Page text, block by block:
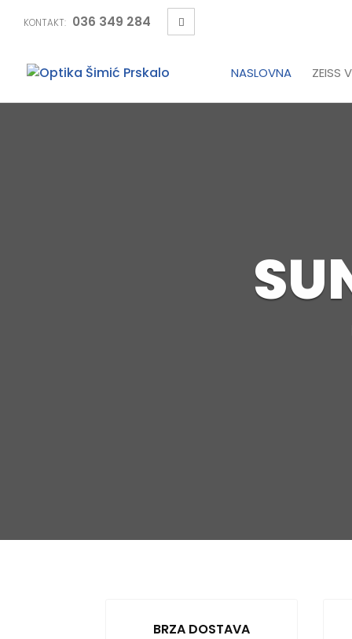
KONTAKT: 036 349 284
NASLOVNA ZEISS
BRZA DOSTAVA